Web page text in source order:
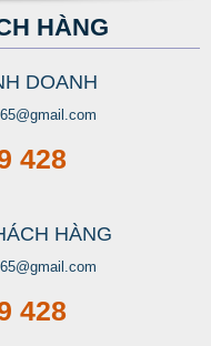
HÀNG
DOANH
428
HÀNG
428